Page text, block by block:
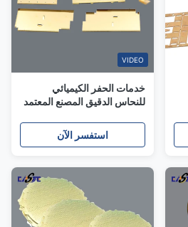
VIDEO
خدمات الحفر الكيميائي
للنحاس الدقيق المصنع المعتمد
استفسر الآن